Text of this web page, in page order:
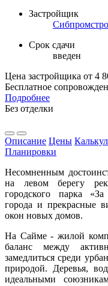
Застройщик
Срок сдачи
введен
Цена застройщика от 4
Бесплатное
Подробнее
Без отделки
Описание Цены
Планировки
Несомненным
на левом берегу
городского парка
города и прекрасные
окон новых домов.
На Сайме - жилой
баланс между
замедлиться среди
природой. Деревья,
идеальными